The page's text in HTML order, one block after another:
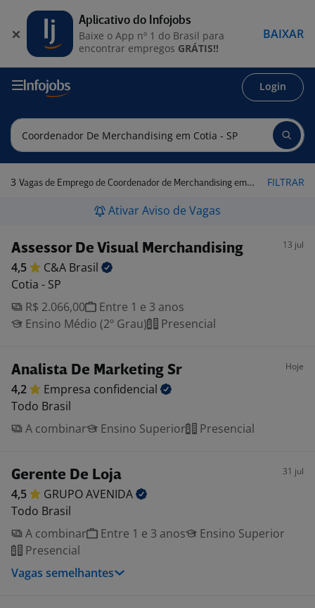
Login
3 Vagas de Emprego de Coordenador de Merchandising em Cotia - SP FILTRAR
Ativar Aviso de Vagas
Assessor De Visual Merchandising 13 jul
4,5 C&A Brasil
Cotia - SP
R$ 2.066,00
Entre 1 e 3 anos
Ensino Médio (2º Grau)
Presencial
Analista De Marketing Sr Hoje
4,2 Empresa confidencial
Todo Brasil
A combinar
Ensino Superior Presencial
Gerente De Loja 31 jul
4,5 GRUPOAVENIDA
Todo Brasil
A combinar
Entre 1 e 3 anos
Ensino Superior
Presencial
Vagas semelhantes
Aplicativo do Infojobs
Baixe o App nº 1 do Brasil para
encontrar empregos GRÁTIS!!
BAIXAR